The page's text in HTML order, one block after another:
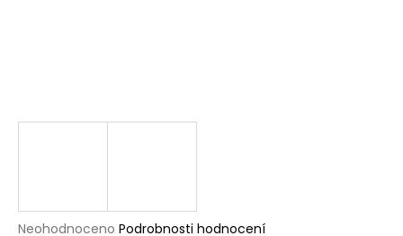
Průměrné
Neohodnoceno Podrobnosti hodnocení
?
HLEDAT